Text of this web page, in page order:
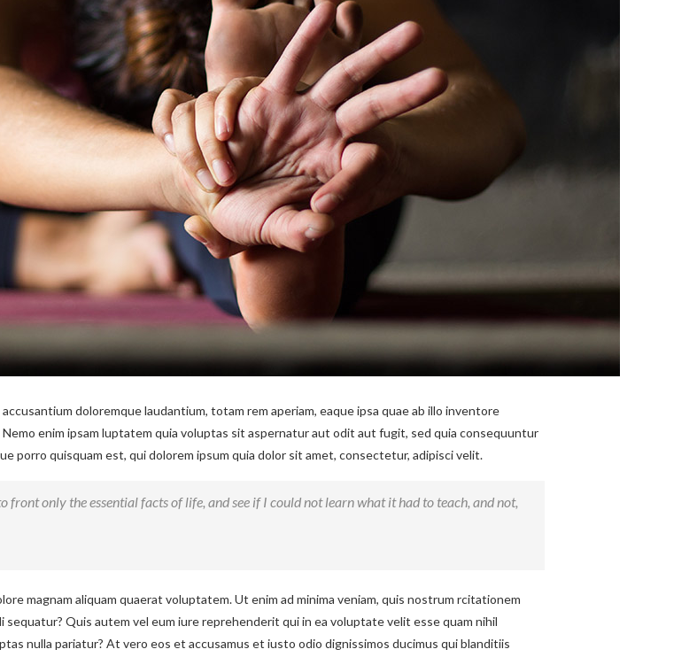
doloremque laudantium, totam rem aperiam, eaque ipsa quae ab illo inventore
enim ipsam luptatem quia voluptas sit aspernatur aut odit aut fugit, sed quia consequuntur
porro quisquam est, qui dolorem ipsum quia dolor sit amet, consectetur, adipisci velit.
front only the essential facts of life, and see if I could not learn what it had to teach, and not,
magnam aliquam quaerat voluptatem. Ut enim ad minima veniam, quis nostrum rcitationem
sequatur? Quis autem vel eum iure reprehenderit qui in ea voluptate velit esse quam nihil
nulla pariatur? At vero eos et accusamus et iusto odio dignissimos ducimus qui blanditiis